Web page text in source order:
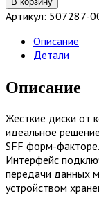
Жесткий
диск
300GB
Serial
Attached
(SAS-
2)
[507287-
001]
Артикул: 507287-
Описание
Детали
Описание
Жесткие диски от
идеальное
SFF форм-факторе.
Интерфейс
передачи данных
устройством